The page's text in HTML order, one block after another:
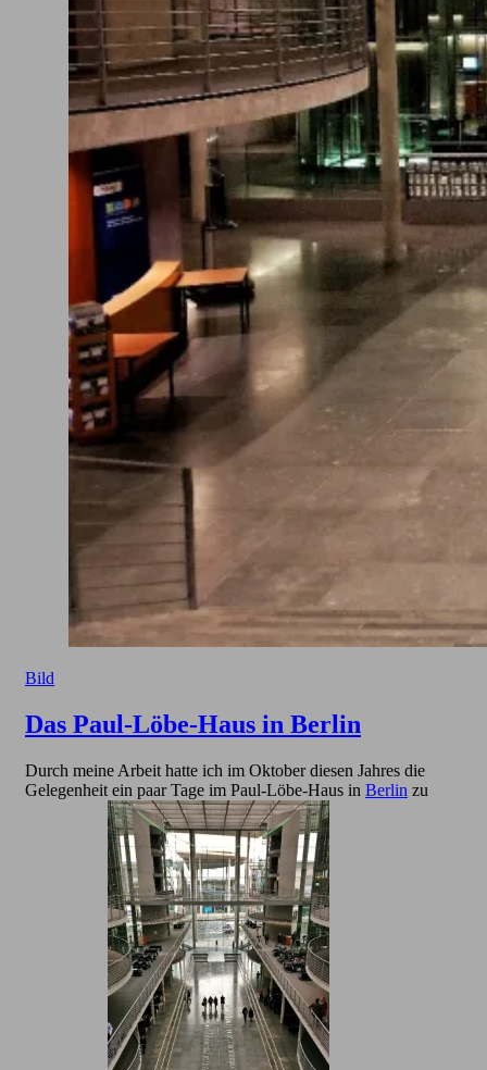
Bild
Das Paul-Löbe-Haus in Berlin
Durch meine Arbeit hatte ich im Oktober diesen Jahres die
Gelegenheit ein paar Tage im Paul-Löbe-Haus in Berlin zu